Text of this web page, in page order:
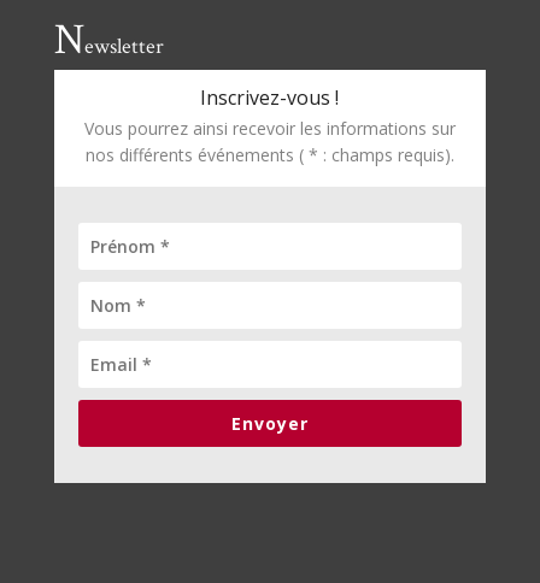
Newsletter
Inscrivez-vous !
Vous pourrez ainsi recevoir les informations sur
nos différents événements ( * : champs requis).
Envoyer